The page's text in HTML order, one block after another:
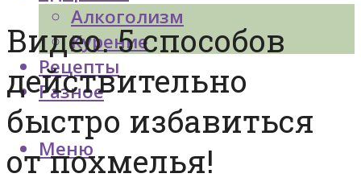
Алкоголизм
Курение
Рецепты
Разное
Меню
Видео. 5 способов
действительно
быстро избавиться
от похмелья!